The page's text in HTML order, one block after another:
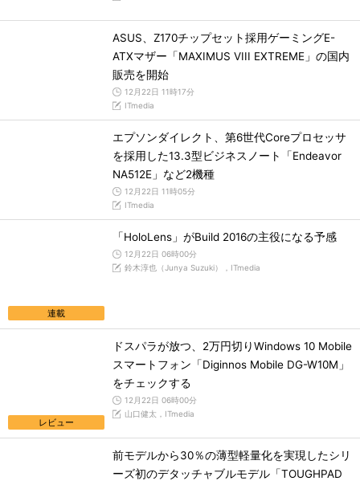
ASUS、Z170チップセット採用ゲーミングE-
ATXマザー「MAXIMUS VIII EXTREME」の国内
販売を開始
12月22日 11時17分
ITmedia
エプソンダイレクト、第6世代Coreプロセッサ
を採用した13.3型ビジネスノート「Endeavor
NA512E」など2機種
12月22日 11時05分
ITmedia
連載
「HoloLens」がBuild 2016の主役になる予感
12月22日 06時00分
鈴木淳也（Junya Suzuki），ITmedia
レビュー
ドスパラが放つ、2万円切りWindows 10 Mobile
スマートフォン「Diginnos Mobile DG-W10M」
をチェックする
12月22日 06時00分
山口健太，ITmedia
前モデルから30％の薄型軽量化を実現したシリ
ーズ初のデタッチャブルモデル「TOUGHPAD